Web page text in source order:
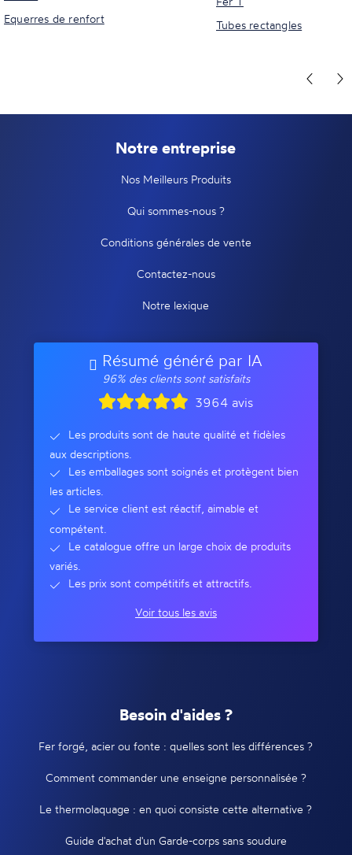
Equerres de renfort
Tubes rectangles
Notre entreprise
Nos Meilleurs Produits
Qui sommes-nous ?
Conditions générales de vente
Contactez-nous
Notre lexique
Résumé généré par IA
96% des clients sont satisfaits
3964 avis
Les produits sont de haute qualité et fidèles
aux descriptions.
Les emballages sont soignés et protègent bien
les articles.
Le service client est réactif, aimable et
compétent.
Le catalogue offre un large choix de produits
variés.
Les prix sont compétitifs et attractifs.
Voir tous les avis
Besoin d'aides ?
Fer forgé, acier ou fonte : quelles sont les différences ?
Comment commander une enseigne personnalisée ?
Le thermolaquage : en quoi consiste cette alternative ?
Guide d'achat d'un Garde-corps sans soudure